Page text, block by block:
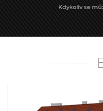
Kdykoliv se